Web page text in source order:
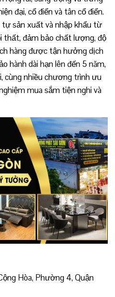
đại, cổ điển và tân cổ điển.
tự sản xuất và nhập khẩu từ
thất, đảm bảo chất lượng, độ
hàng được tận hưởng dịch
hành dài hạn lên đến 5 năm,
cùng nhiều chương trình ưu
mua sắm tiện nghi và
Hòa, Phường 4, Quận